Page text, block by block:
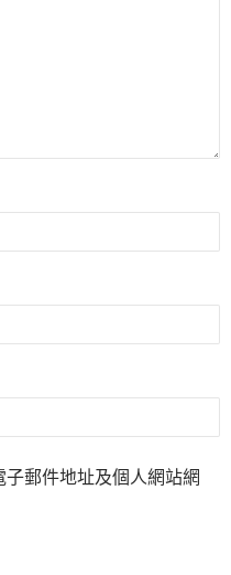
郵件地址及個人網站網